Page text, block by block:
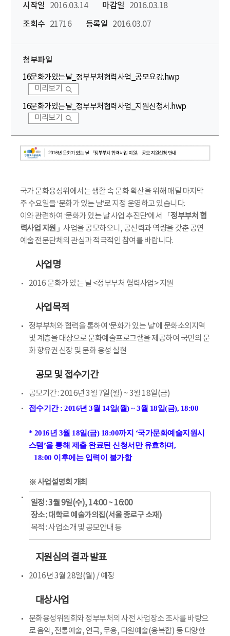
시작일 2016.03.14 마감일
2016.03.18
조회수
21716 등록일 2016.03.07
첨부파일
16문화가있는날_정부부처협력사업_공모요강.hwp
미리보기
16문화가있는날_정부부처협력사업_지원신청서.hwp
미리보기
국가 문화융성위에서는 생활 속 문화 확산을 위해 매달 마지막
주 수요일을 ‘문화가 있는 날’로 지정 운영하고 있습니다.
이와 관련하여 ‘문화가 있는 날 사업 추진단’에서
「정부부처 협
력사업 지원」 사업을 공모하오니, 공신력과 역량을 갖춘 공연
예술 전문단체의 관심과 적극적인 참여를 바랍니다.
사업명
2016 문화가 있는 날 <정부부처 협력사업> 지원
사업목적
정부부처와 협력을 통하여 ‘문화가 있는 날’에 문화소외지역
및 계층을 대상으로 문화예술프로그램을 제공하여 국민의 문
화 향유권 신장 및 문화 융성 실현
공모 및 접수기간
공모기간 : 2016년 3월 7일(월) ~ 3월 18일(금)
접수기간 : 2016년 3월 14일(월) ~ 3월 18일(금), 18:00
* 2016년 3월 18일(금) 18:00까지 ‘국가문화예술지원시
스템’을 통해 제출 완료된 신청서만 유효하며,
18:00 이후에는 입력이 불가함
※ 사업설명회 개최
일정 : 3월 9일(수), 14:00 ~ 16:00
장소 : 대학로 예술가의집(서울 종로구 소재)
목적 : 사업소개 및 공모안내 등
지원심의 결과 발표
2016년 3월 28일(월) / 예정
대상사업
문화융성위원회와 정부부처의 사전 사업장소 조사를 바탕으
로 음악, 전통예술, 연극, 무용, 다원예술(융복합) 등 다양한